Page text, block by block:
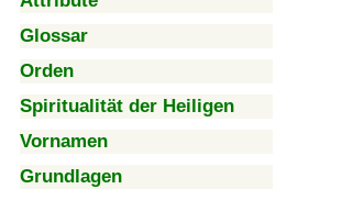
Glossar
Orden
Spiritualität der Heiligen
Vornamen
Grundlagen